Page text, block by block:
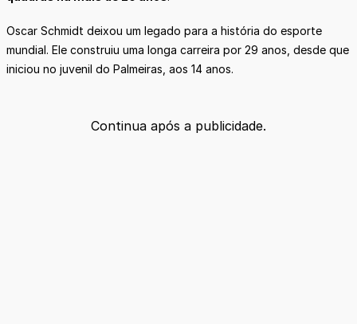
Oscar Schmidt deixou um legado para a história do esporte
mundial. Ele construiu uma longa carreira por 29 anos, desde que
iniciou no juvenil do Palmeiras, aos 14 anos.
Continua após a publicidade.